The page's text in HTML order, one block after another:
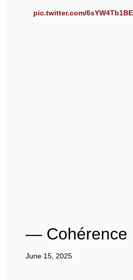
pic.twitter.com/6sYW4Tb1BE
— Cohérence
June 15, 2025